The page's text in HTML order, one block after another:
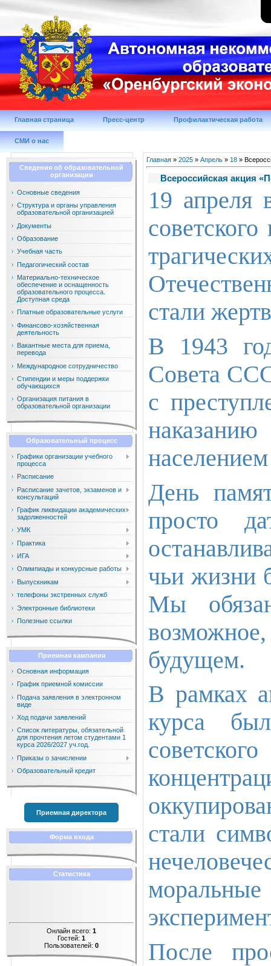
Главная страница Пресс-центр Профилактическая работа
СМИ о нас
Сведения об образовательной
организации
Основные сведения
Структура и органы управления
образовательной организацией
Документы
Образование
Учебная часть
Педагогический состав
Материально-техническое
обеспечение и оснащенность
образовательного процесса.
Доступная среда
Платные образовательные услуги
Финансово-хозяйственная
деятельность
Вакантные места для приема,
перевода
Международное сотрудничество
Стипендии и меры поддержки
обучающихся
Организация питания в
образовательной организации
Образовательный процесс
Графики организации учебного
процесса
Расписание
Расписание зачетов, экзаменов и
консультаций
График ликвидации академических
задолженностей
УМК
Практика
ИГА
Олимпиады и конкурсные работы
Выпускникам
телефоны экстренных служб
Электронные библиотеки
Полезные ссылки
Приемная кампания
Основная информация
График приемной комиссии
Подача заявления в электронном
виде
Ход подачи заявлений
Список литературы, обязательной
для прочтения летом студентами 1
курса 2026/2027 уч.год.
Приказы о зачислении
Образовательный кредит
Приемная директора
Форма входа
Статистика
Онлайн всего: 1
Гостей: 1
Пользователей: 0
Главная » 2025 » Апрель » 18 »
Всероссийская акция
19 апреля
стали
В 1943
Совета
с
День
просто
чьи жизни
Мы
будущем.
В рамках
курса
стали
После